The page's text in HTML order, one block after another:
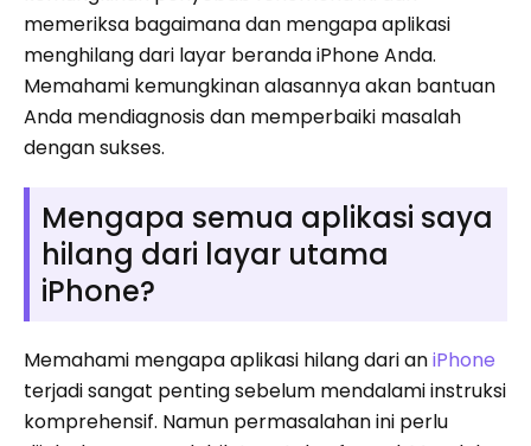
memeriksa bagaimana dan mengapa aplikasi
menghilang dari layar beranda iPhone Anda.
Memahami kemungkinan alasannya akan bantuan
Anda mendiagnosis dan memperbaiki masalah
dengan sukses.
Mengapa semua aplikasi saya
hilang dari layar utama
iPhone?
Memahami mengapa aplikasi hilang dari aniPhone
terjadi sangat penting sebelum mendalami instruksi
komprehensif. Namun permasalahan ini perlu